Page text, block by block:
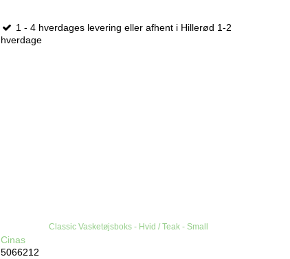
1 - 4 hverdages levering eller afhent i Hillerød 1-2
hverdage
Classic Vasketøjsboks - Hvid / Teak - Small
Cinas
5066212